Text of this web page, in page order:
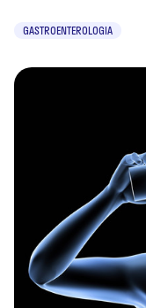
GASTROENTEROLOGIA